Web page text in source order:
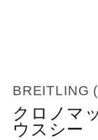
BREITLING
クロノマ
ウスシー